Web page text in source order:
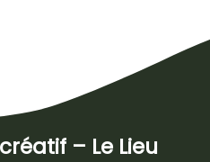
– Le Lieu